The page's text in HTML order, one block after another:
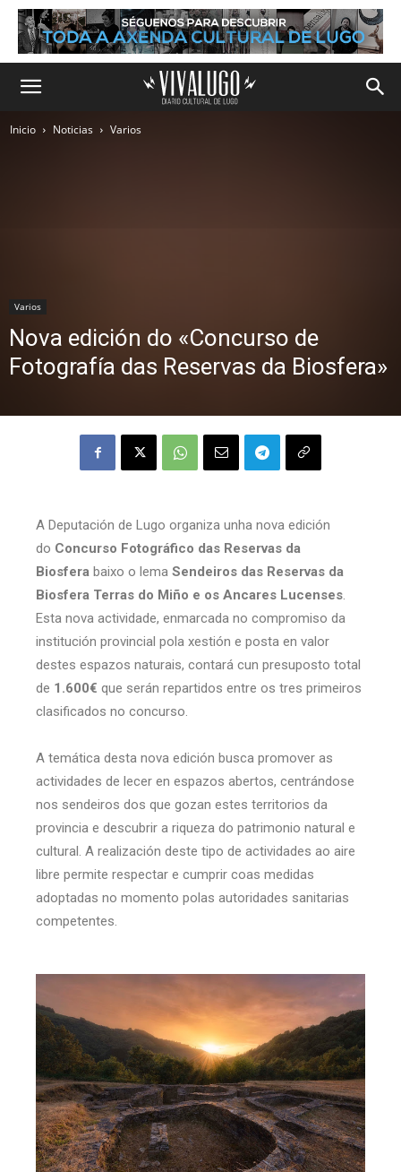
Inicio Noticias Varios
Varios
Nova edición do «Concurso de
Fotografía das Reservas da Biosfera»
A Deputación de Lugo organiza unha nova edición
do Concurso Fotográfico das Reservas da
Biosfera baixo o lema Sendeiros das Reservas da
Biosfera Terras do Miño e os Ancares Lucenses.
Esta nova actividade, enmarcada no compromiso da
institución provincial pola xestión e posta en valor
destes espazos naturais, contará cun presuposto total
de 1.600€ que serán repartidos entre os tres primeiros
clasificados no concurso.
A temática desta nova edición busca promover as
actividades de lecer en espazos abertos, centrándose
nos sendeiros dos que gozan estes territorios da
provincia e descubrir a riqueza do patrimonio natural e
cultural. A realización deste tipo de actividades ao aire
libre permite respectar e cumprir coas medidas
adoptadas no momento polas autoridades sanitarias
competentes.